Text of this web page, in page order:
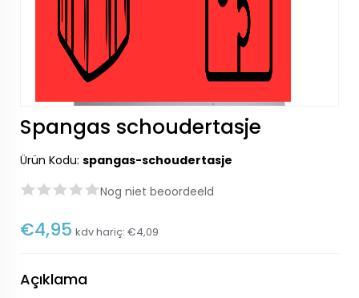
Spangas schoudertasje
Ürün Kodu: spangas-schoudertasje
Nog niet beoordeeld
€4,95 kdv hariç: €4,09
Açıklama